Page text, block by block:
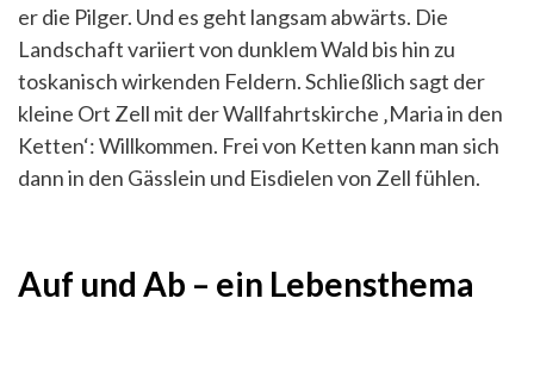
er die Pilger. Und es geht langsam abwärts. Die
Landschaft variiert von dunklem Wald bis hin zu
toskanisch wirkenden Feldern. Schließlich sagt der
kleine Ort Zell mit der Wallfahrtskirche ‚Maria in den
Ketten‘: Willkommen. Frei von Ketten kann man sich
dann in den Gässlein und Eisdielen von Zell fühlen.
Auf und Ab – ein Lebensthema